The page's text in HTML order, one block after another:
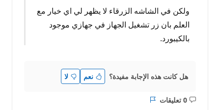
ولكن في الشاشه الزرقاء لا يظهر لي اي خيار مع
العلم بان زر تشغيل الجهاز في جهازي موجود
بالكيبورد.
هل كانت هذه الإجابة مفيدة؟ نعم لا
0 تعليقات ليست
التقرير